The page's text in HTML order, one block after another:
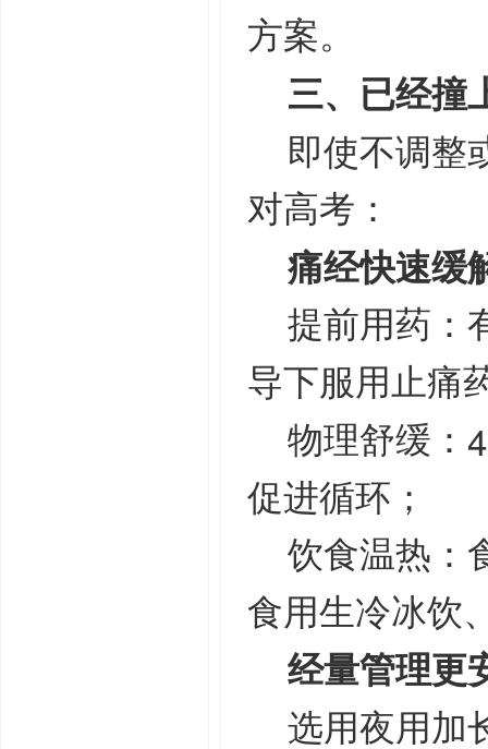
方案。
三、已经撞
即使不调整
对高考：
痛经快速缓
提前用药：
导下服用止痛
物理舒缓：
促进循环；
饮食温热：
食用生冷冰饮
经量管理更
选用夜用加